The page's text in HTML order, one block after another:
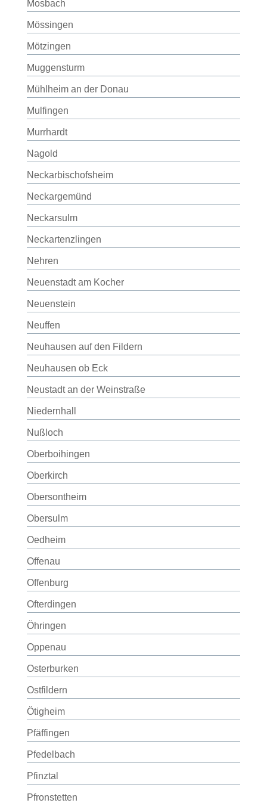
Mosbach
Mössingen
Mötzingen
Muggensturm
Mühlheim an der Donau
Mulfingen
Murrhardt
Nagold
Neckarbischofsheim
Neckargemünd
Neckarsulm
Neckartenzlingen
Nehren
Neuenstadt am Kocher
Neuenstein
Neuffen
Neuhausen auf den Fildern
Neuhausen ob Eck
Neustadt an der Weinstraße
Niedernhall
Nußloch
Oberboihingen
Oberkirch
Obersontheim
Obersulm
Oedheim
Offenau
Offenburg
Ofterdingen
Öhringen
Oppenau
Osterburken
Ostfildern
Ötigheim
Pfäffingen
Pfedelbach
Pfinztal
Pfronstetten